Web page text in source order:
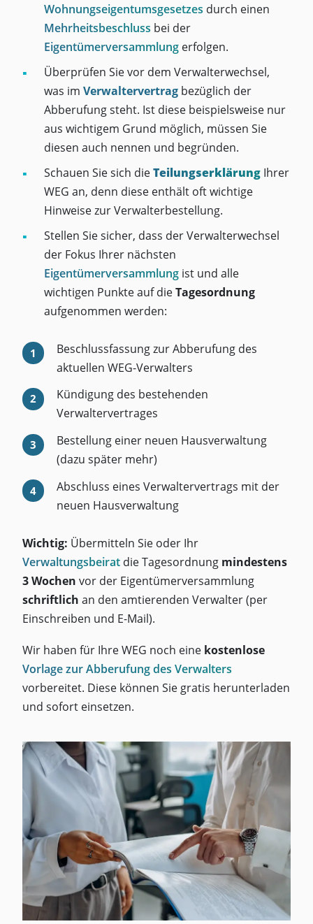
Wohnungseigentumsgesetzes durch einen
Mehrheitsbeschluss bei der
Eigentümerversammlung erfolgen.
Überprüfen Sie vor dem Verwalterwechsel,
was im Verwaltervertrag bezüglich der
Abberufung steht. Ist diese beispielsweise nur
aus wichtigem Grund möglich, müssen Sie
diesen auch nennen und begründen.
Schauen Sie sich dieTeilungserklärung Ihrer
WEG an, denn diese enthält oft wichtige
Hinweise zur Verwalterbestellung.
Stellen Sie sicher, dass der Verwalterwechsel
der Fokus Ihrer nächsten
Eigentümerversammlung ist und alle
wichtigen Punkte auf dieTagesordnung
aufgenommen werden:
Beschlussfassung zur Abberufung des
aktuellen WEG-Verwalters
Kündigung des bestehenden
Verwaltervertrages
Bestellung einer neuen Hausverwaltung
(dazu später mehr)
Abschluss eines Verwaltervertrags mit der
neuen Hausverwaltung
Wichtig: Übermitteln Sie oder Ihr
Verwaltungsbeiratdie Tagesordnung mindestens
3 Wochen vor der Eigentümerversammlung
schriftlich an den amtierenden Verwalter (per
Einschreiben und E-Mail).
Wir haben für Ihre WEG noch eine kostenlose
Vorlage zur Abberufung des Verwalters
vorbereitet. Diese können Sie gratis herunterladen
und sofort einsetzen.